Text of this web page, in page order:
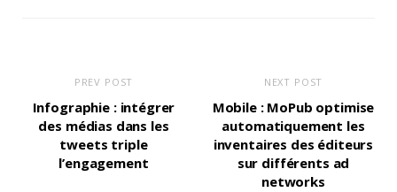
PREV POST
Infographie : intégrer
des médias dans les
tweets triple
l’engagement
NEXT POST
Mobile : MoPub optimise
automatiquement les
inventaires des éditeurs
sur différents ad
networks